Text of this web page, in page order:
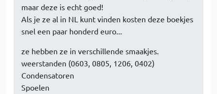
maar deze is echt goed!
Als je ze al in NL kunt vinden kosten deze boekjes
snel een paar honderd euro...
ze hebben ze in verschillende smaakjes.
weerstanden (0603, 0805, 1206, 0402)
Condensatoren
Spoelen